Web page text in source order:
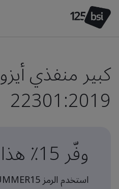
كبير منفذي أيزو
22301:2019
وفّر 15٪ هذا الصيف